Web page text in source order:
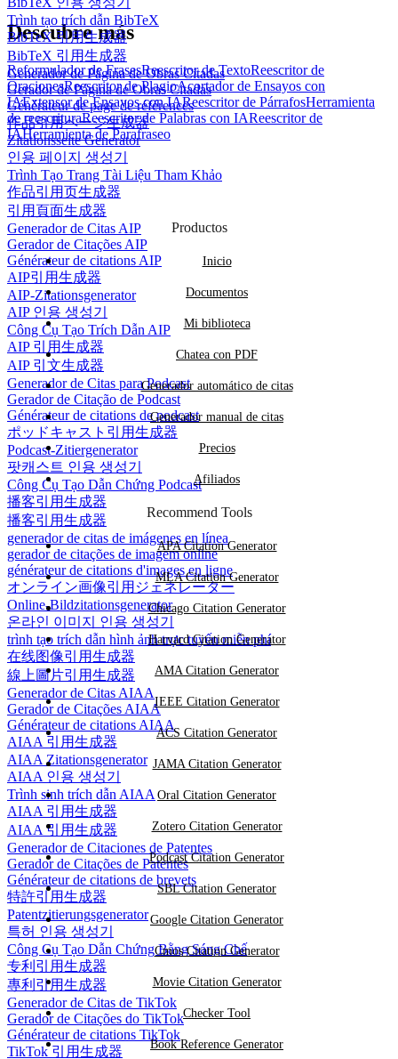
Trình tạo trích dẫn BibTeX
BibTeX 引用生成器
BibTeX 引用生成器
Generador de Página de Obras Citadas
Gerador de Página de Obras Citadas
Générateur de page de références
作品引用ページ生成器
Zitationsseite Generator
인용 페이지 생성기
Trình Tạo Trang Tài Liệu Tham Khảo
作品引用页生成器
引用頁面生成器
Generador de Citas AIP
Gerador de Citações AIP
Générateur de citations AIP
AIP引用生成器
AIP-Zitationsgenerator
AIP 인용 생성기
Công Cụ Tạo Trích Dẫn AIP
AIP 引用生成器
AIP 引文生成器
Generador de Citas para Podcast
Gerador de Citação de Podcast
Générateur de citations de podcast
ポッドキャスト引用生成器
Podcast-Zitiergenerator
팟캐스트 인용 생성기
Công Cụ Tạo Dẫn Chứng Podcast
播客引用生成器
播客引用生成器
generador de citas de imágenes en línea
gerador de citações de imagem online
générateur de citations d'images en ligne
オンライン画像引用ジェネレーター
Online-Bildzitationsgenerator
온라인 이미지 인용 생성기
trình tạo trích dẫn hình ảnh trực tuyến miễn phí
在线图像引用生成器
線上圖片引用生成器
Generador de Citas AIAA
Gerador de Citações AIAA
Générateur de citations AIAA
AIAA 引用生成器
AIAA Zitationsgenerator
AIAA 인용 생성기
Trình sinh trích dẫn AIAA
AIAA 引用生成器
AIAA 引用生成器
Generador de Citaciones de Patentes
Gerador de Citações de Patentes
Générateur de citations de brevets
特許引用生成器
Patentzitierungsgenerator
특허 인용 생성기
Công Cụ Tạo Dẫn Chứng Bằng Sáng Chế
专利引用生成器
專利引用生成器
Generador de Citas de TikTok
Gerador de Citações do TikTok
Générateur de citations TikTok
TikTok 引用生成器
Descubre más
Reformulador de FrasesReescritor de TextoReescritor de
OracionesReescritor de PlagioAcortador de Ensayos con
IAExtensor de Ensayos con IAReescritor de PárrafosHerramienta
de reescrituraReescritor de Palabras con IAReescritor de
IAHerramienta de Parafraseo
Productos
Inicio
Documentos
Mi biblioteca
Chatea con PDF
Generador automático de citas
Generador manual de citas
Precios
Afiliados
Recommend Tools
APA Citation Generator
MLA Citation Generator
Chicago Citation Generator
Harvard Citation Generator
AMA Citation Generator
IEEE Citation Generator
ACS Citation Generator
JAMA Citation Generator
Oral Citation Generator
Zotero Citation Generator
Podcast Citation Generator
SBL Citation Generator
Google Citation Generator
Cmos Citation Generator
Movie Citation Generator
Checker Tool
Book Reference Generator